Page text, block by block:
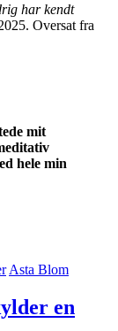
har kendt
Oversat fra
mit
hele min
Asta Blom
en